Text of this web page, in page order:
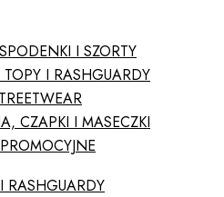
I SZORTY
TOPY I RASHGUARDY
CZAPKI I MASECZKI
RASHGUARDY